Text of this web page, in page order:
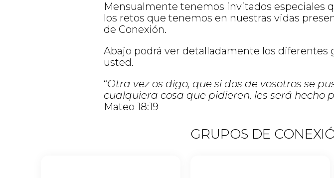
Mensualmente tenemos invitados especiales
los retos que tenemos en nuestras vidas
de Conexión.
Abajo podrá ver detalladamente los diferentes
usted.
“Otra vez os digo, que si dos de vosotros se
cualquiera cosa que pidieren, les será hecho
Mateo 18:19
GRUPOS DE